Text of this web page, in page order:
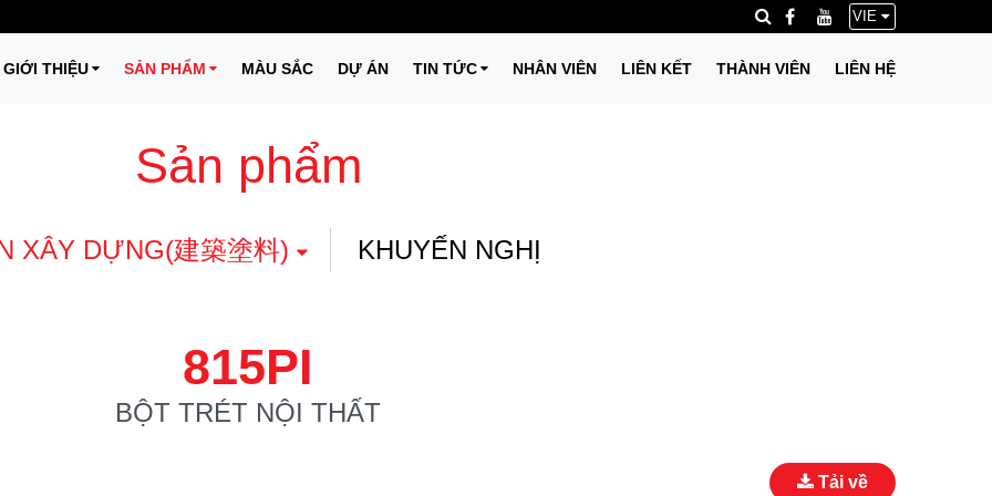
VIE
GIỚI THIỆU SẢN PHẨM MÀU SẮC DỰ ÁN TIN TỨC NHÂN VIÊN LIÊN KẾT THÀNH VIÊN LIÊN HỆ
Sản phẩm
XÂY DỰNG(建築塗料) KHUYẾN NGHỊ
815PI
BỘT TRÉT NỘI THẤT
Tải về